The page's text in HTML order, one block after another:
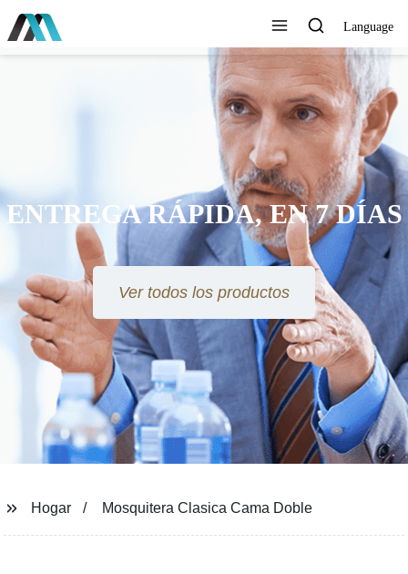
Language
ENTREGA RÁPIDA, EN 7 DÍAS
Ver todos los productos
Hogar Mosquitera Clasica Cama Doble